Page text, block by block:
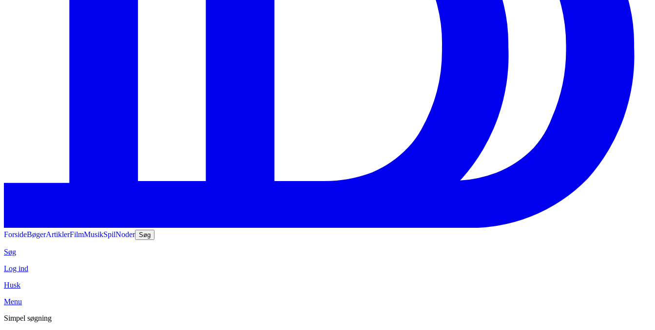
ForsideBøgerArtiklerFilmMusikSpilNoder Søg
Søg
Log ind
Husk
Menu
Simpel søgning